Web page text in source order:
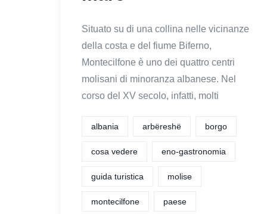
Situato su di una collina nelle vicinanze
della costa e del fiume Biferno,
Montecilfone è uno dei quattro centri
molisani di minoranza albanese. Nel
corso del XV secolo, infatti, molti
albania arbëreshë borgo
cosa vedere eno-gastronomia
guida turistica molise
montecilfone paese